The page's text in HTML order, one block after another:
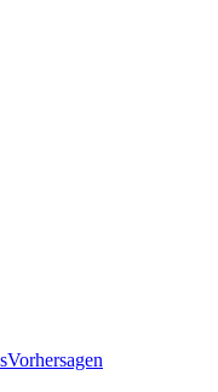
Vorhersagen